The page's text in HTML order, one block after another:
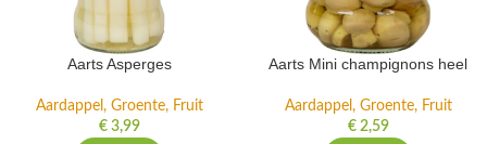
Aarts Asperges
Aardappel, Groente, Fruit
€3,99
Aarts Mini champignons heel
Aardappel, Groente, Fruit
€2,59